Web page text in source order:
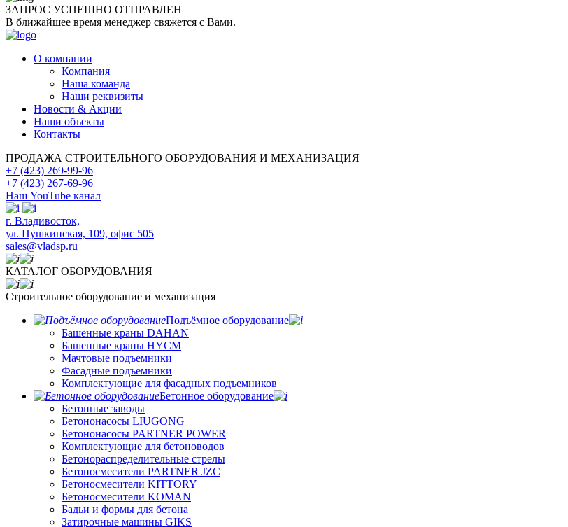
ЗАПРОС УСПЕШНО ОТПРАВЛЕН
В ближайшее время менеджер свяжется с Вами.
О компании
Компания
Наша команда
Наши реквизиты
Новости & Акции
Наши объекты
Контакты
ПРОДАЖА СТРОИТЕЛЬНОГО ОБОРУДОВАНИЯ И МЕХАНИЗАЦИЯ
+7 (423) 269-99-96
+7 (423) 267-69-96
Наш YouTube канал
​г. Владивосток,
ул. Пушкинская, 109, офис 505
sales@vladsp.ru
КАТАЛОГ ОБОРУДОВАНИЯ
Строительное оборудование и механизация
Подъёмное оборудование
Башенные краны DAHAN
Башенные краны HYCM
Мачтовые подъемники
Фасадные подъемники
Комплектующие для фасадных подъемников
Бетонное оборудование
Бетонные заводы
Бетононасосы LIUGONG
Бетононасосы PARTNER POWER
Комплектующие для бетоноводов
Бетонораспределительные стрелы
Бетоносмесители PARTNER JZC
Бетоносмесители KITTORY
Бетоносмесители KOMAN
Бадьи и формы для бетона
Затирочные машины GIKS